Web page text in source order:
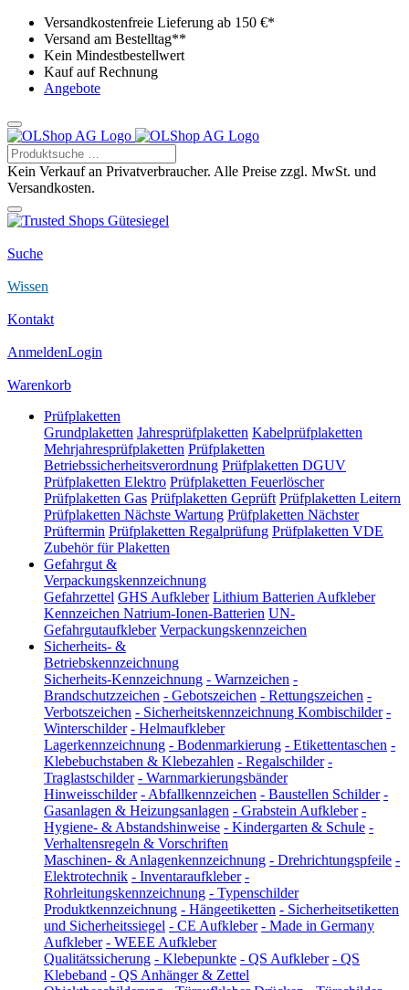
Versandkostenfreie Lieferung ab 150 €*
Versand am Bestelltag**
Kein Mindestbestellwert
Kauf auf Rechnung
Angebote
Kein Verkauf an Privatverbraucher. Alle Preise zzgl. MwSt. und
Versandkosten.
Suche
Wissen
Kontakt
AnmeldenLogin
Warenkorb
Prüfplaketten
Grundplaketten Jahresprüfplaketten Kabelprüfplaketten
Mehrjahresprüfplaketten Prüfplaketten
Betriebssicherheitsverordnung Prüfplaketten DGUV
Prüfplaketten Elektro Prüfplaketten Feuerlöscher
Prüfplaketten Gas Prüfplaketten Geprüft Prüfplaketten Leitern
Prüfplaketten Nächste Wartung Prüfplaketten Nächster
Prüftermin Prüfplaketten Regalprüfung Prüfplaketten VDE
Zubehör für Plaketten
Gefahrgut &
Verpackungskennzeichnung
Gefahrzettel GHS Aufkleber Lithium Batterien Aufkleber
Kennzeichen Natrium-Ionen-Batterien UN-
Gefahrgutaufkleber Verpackungskennzeichen
Sicherheits- &
Betriebskennzeichnung
Sicherheits-Kennzeichnung - Warnzeichen -
Brandschutzzeichen - Gebotszeichen - Rettungszeichen -
Verbotszeichen - Sicherheitskennzeichnung Kombischilder -
Winterschilder - Helmaufkleber
Lagerkennzeichnung - Bodenmarkierung - Etikettentaschen -
Klebebuchstaben & Klebezahlen - Regalschilder -
Traglastschilder - Warnmarkierungsbänder
Hinweisschilder - Abfallkennzeichen - Baustellen Schilder -
Gasanlagen & Heizungsanlagen - Grabstein Aufkleber -
Hygiene- & Abstandshinweise - Kindergarten & Schule -
Verhaltensregeln & Vorschriften
Maschinen- & Anlagenkennzeichnung - Drehrichtungspfeile -
Elektrotechnik - Inventaraufkleber -
Rohrleitungskennzeichnung - Typenschilder
Produktkennzeichnung - Hängeetiketten - Sicherheitsetiketten
und Sicherheitssiegel - CE Aufkleber - Made in Germany
Aufkleber - WEEE Aufkleber
Qualitätssicherung - Klebepunkte - QS Aufkleber - QS
Klebeband - QS Anhänger & Zettel